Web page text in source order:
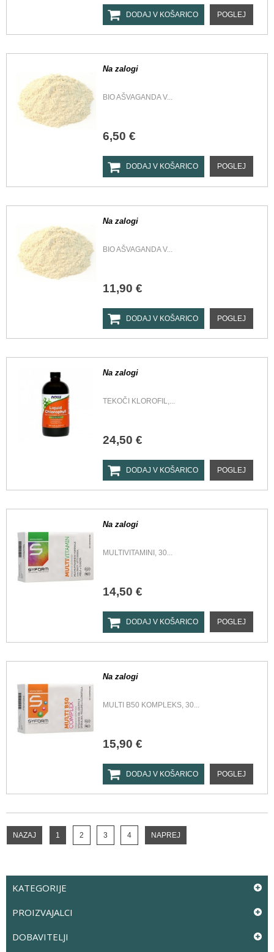
DODAJ V KOŠARICO POGLEJ
Na zalogi
BIO AŠVAGANDA V...
6,50 €
DODAJ V KOŠARICO POGLEJ
Na zalogi
BIO AŠVAGANDA V...
11,90 €
DODAJ V KOŠARICO POGLEJ
Na zalogi
TEKOČI KLOROFIL,...
24,50 €
DODAJ V KOŠARICO POGLEJ
Na zalogi
MULTIVITAMINI, 30...
14,50 €
DODAJ V KOŠARICO POGLEJ
Na zalogi
MULTI B50 KOMPLEKS, 30...
15,90 €
DODAJ V KOŠARICO POGLEJ
NAZAJ 1 2 3 4 NAPREJ
KATEGORIJE
PROIZVAJALCI
DOBAVITELJI